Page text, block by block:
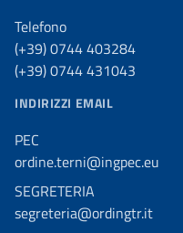
Telefono
(+39) 0744 403284
(+39) 0744 431043
INDIRIZZI EMAIL
PEC
ordine.terni@ingpec.eu
SEGRETERIA
segreteria@ordingtr.it